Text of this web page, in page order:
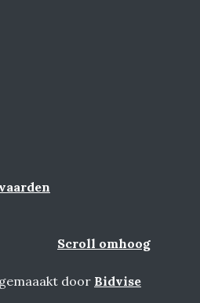
Scroll omhoog
door Bidvise